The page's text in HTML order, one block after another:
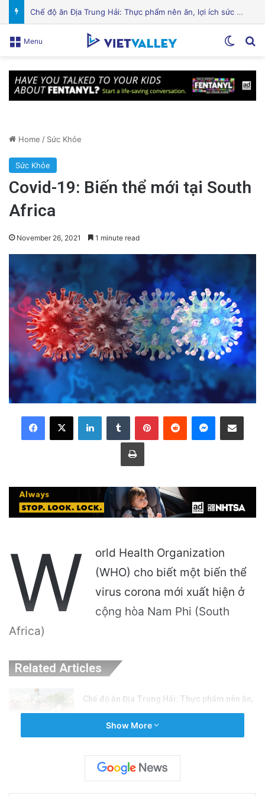
Cảnh Báo: Công An Xử Phạt Người Chia Sẻ Livestream Của Bà Nguyễn Phương Hằng!
Menu
Home / Sức Khỏe
Sức Khỏe
Covid-19: Biến thể mới tại South
Africa
November 26, 2021 1 minute read
LinkedInTumblr PinterestReddit Messenger
Share via Email
Print
W
orld Health Organization
(WHO) cho biết một biến thể
virus corona mới xuất hiện ở
cộng hòa Nam Phi (South
Africa)
Related Articles
Chế độ ăn Địa Trung Hải: Thực phẩm nên ăn,
Liệu thuốc GLP-1 có phải là chìa khóa cho
việc giảm cân của bạn? Khám phá khả năng
Show More